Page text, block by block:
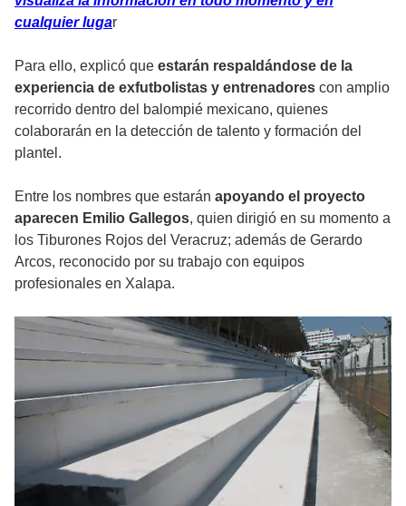
cualquier lugar
Para ello, explicó que estarán respaldándose de la
experiencia de exfutbolistas y entrenadores con amplio
recorrido dentro del balompié mexicano, quienes
colaborarán en la detección de talento y formación del
plantel.
Entre los nombres que estarán apoyando el proyecto
aparecen Emilio Gallegos, quien dirigió en su momento a
los Tiburones Rojos del Veracruz; además de Gerardo
Arcos, reconocido por su trabajo con equipos
profesionales en Xalapa.